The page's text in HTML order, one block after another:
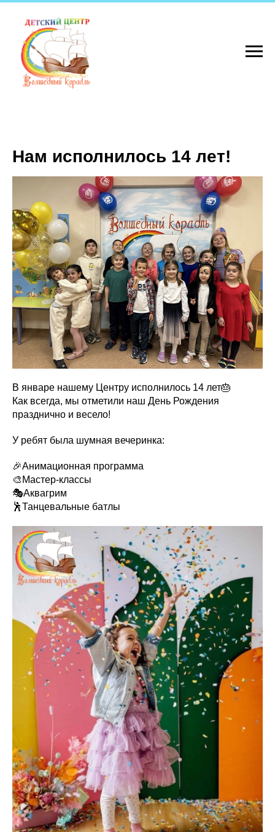
Нам исполнилось 14 лет!
В январе нашему Центру исполнилось 14 лет🎂
Как всегда, мы отметили наш День Рождения
празднично и весело!
У ребят была шумная вечеринка:
🎉Анимационная программа
🎨Мастер-классы
🎭Аквагрим
🕺Танцевальные батлы